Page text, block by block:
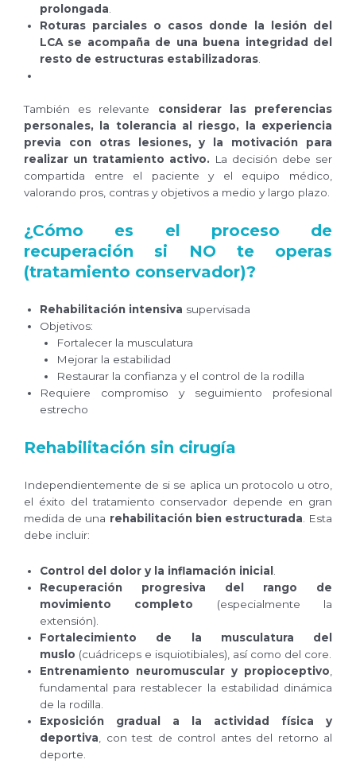
prolongada.
Roturas parciales o casos donde la lesión del
LCA se acompaña de una buena integridad del
resto de estructuras estabilizadoras.
También es relevante considerar las preferencias
personales, la tolerancia al riesgo, la experiencia
previa con otras lesiones, y la motivación para
realizar un tratamiento activo. La decisión debe ser
compartida entre el paciente y el equipo médico,
valorando pros, contras y objetivos a medio y largo plazo.
¿Cómo es el proceso de
recuperación si NO te operas
(tratamiento conservador)?
Rehabilitación intensiva supervisada
Objetivos:
Fortalecer la musculatura
Mejorar la estabilidad
Restaurar la confianza y el control de la rodilla
Requiere compromiso y seguimiento profesional
estrecho
Rehabilitación sin cirugía
Independientemente de si se aplica un protocolo u otro,
el éxito del tratamiento conservador depende en gran
medida de una rehabilitación bien estructurada . Esta
debe incluir:
Control del dolor y la inflamación inicial
Recuperación progresiva del rango de
movimiento completo (especialmente la
extensión).
Fortalecimiento de la musculatura del
muslo (cuádriceps e isquiotibiales), así como del core.
Entrenamiento neuromuscular y propioceptivo
fundamental para restablecer la estabilidad dinámica
de la rodilla.
Exposición gradual a la actividad física y
deportiva , con test de control antes del retorno al
deporte.